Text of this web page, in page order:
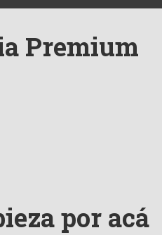
Premium
por acá